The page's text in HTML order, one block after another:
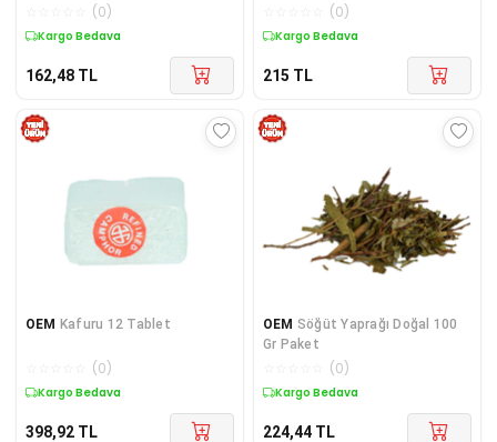
(0)
Kargo Bedava
162,48 TL
(0)
Kargo Bedava
215 TL
OEM Kafuru 12 Tablet
(0)
Kargo Bedava
398,92 TL
OEM Söğüt Yaprağı Doğal 100
Gr Paket
(0)
Kargo Bedava
224,44 TL